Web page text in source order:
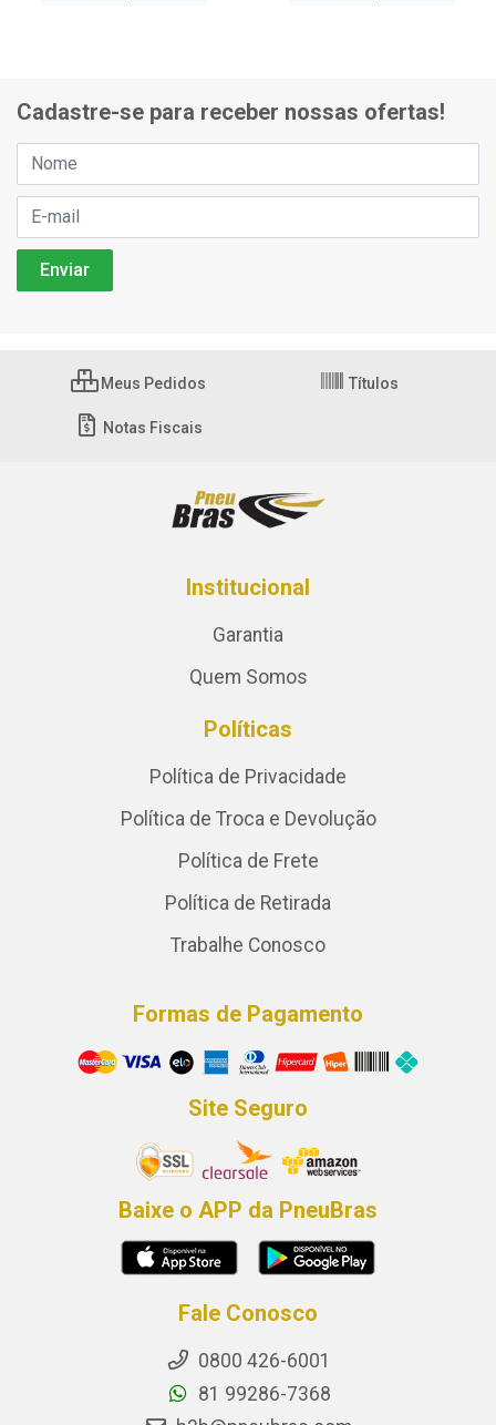
Cadastre-se para receber nossas ofertas!
Meus Pedidos Títulos
Notas Fiscais
Institucional
Garantia
Quem Somos
Políticas
Política de Privacidade
Política de Troca e Devolução
Política de Frete
Política de Retirada
Trabalhe Conosco
Formas de Pagamento
Site Seguro
Baixe o APP da PneuBras
Fale Conosco
0800 426-6001
81 99286-7368